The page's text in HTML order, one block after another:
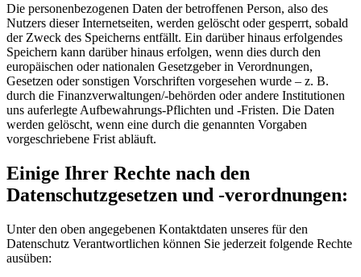
Die personenbezogenen Daten der betroffenen Person, also des
Nutzers dieser Internetseiten, werden gelöscht oder gesperrt, sobald
der Zweck des Speicherns entfällt. Ein darüber hinaus erfolgendes
Speichern kann darüber hinaus erfolgen, wenn dies durch den
europäischen oder nationalen Gesetzgeber in Verordnungen,
Gesetzen oder sonstigen Vorschriften vorgesehen wurde – z. B.
durch die Finanzverwaltungen/-behörden oder andere Institutionen
uns auferlegte Aufbewahrungs-Pflichten und -Fristen. Die Daten
werden gelöscht, wenn eine durch die genannten Vorgaben
vorgeschriebene Frist abläuft.
Einige Ihrer Rechte nach den
Datenschutzgesetzen und -verordnungen:
Unter den oben angegebenen Kontaktdaten unseres für den
Datenschutz Verantwortlichen können Sie jederzeit folgende Rechte
ausüben: